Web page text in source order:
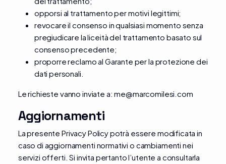
opporsi al trattamento per motivi legittimi;
revocare il consenso in qualsiasi momento senza
pregiudicare la liceità del trattamento basato sul
consenso precedente;
proporre reclamo al Garante per la protezione dei
dati personali.
Le richieste vanno inviate a:me@marcomilesi.com
Aggiornamenti
La presente Privacy Policy potrà essere modificata in
caso di aggiornamenti normativi o cambiamenti nei
servizi offerti. Si invita pertanto l’utente a consultarla